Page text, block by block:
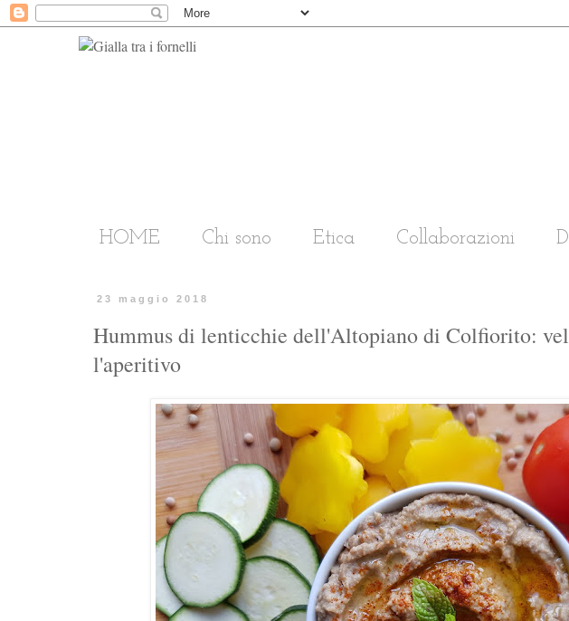
HOME Chi sono Etica Collaborazioni
23 maggio 2018
Hummus di lenticchie dell'Altopiano di Colfiorito:
l'aperitivo